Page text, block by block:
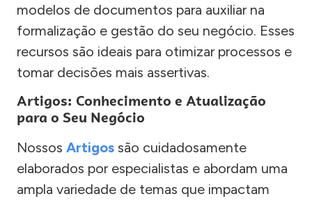
modelos de documentos para auxiliar na
formalização e gestão do seu negócio. Esses
recursos são ideais para otimizar processos e
tomar decisões mais assertivas.
Artigos: Conhecimento e Atualização
para o Seu Negócio
Nossos Artigos são cuidadosamente
elaborados por especialistas e abordam uma
ampla variedade de temas que impactam